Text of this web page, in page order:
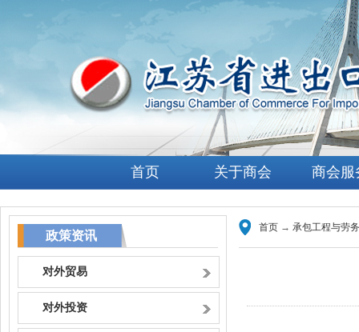
首页 关于商会 商会服
政策资讯
对外贸易
对外投资
首页 → 承包工程与劳